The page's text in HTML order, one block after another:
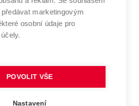
fondů
Brně
V BRNĚ
www.vut.cz
vut@vutbr.cz
marketingovým
osobní údaje pro
POVOLIT VŠE
Nastavení